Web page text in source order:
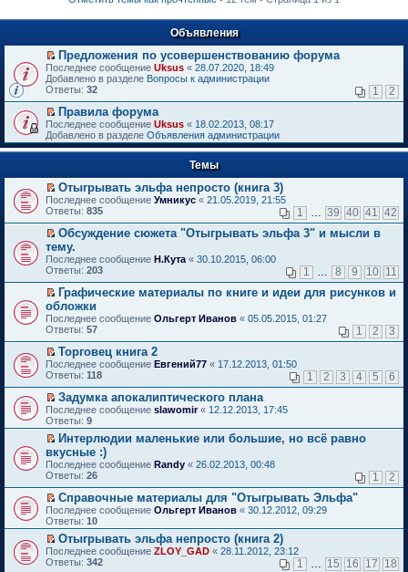
Объявления
П
е
р
й
т
и
к
п
в
о
м
у
н
е
п
р
о
ч
и
т
а
н
о
м
у
с
о
о
б
щ
е
н
и
ю
Предложения по усовершенствованию форума
Последнее сообщение Uksus « 28.07.2020, 18:49
Добавлено в разделе Вопросы к администрации
Ответы: 32 1 2
П
е
р
е
т
и
к
п
р
о
м
у
н
е
п
р
о
ч
и
т
а
н
о
м
у
с
о
о
б
щ
е
н
и
ю
Правила форума
Последнее сообщение Uksus « 18.02.2013, 08:17
Добавлено в разделе Объявления администрации
Темы
П
е
е
й
т
и
к
п
е
р
в
о
м
у
н
е
р
о
ч
и
а
н
н
о
м
у
с
о
о
б
щ
е
Отыгрывать эльфа непросто (книга 3)
Последнее сообщение Умникус « 21.05.2019, 21:55
Ответы: 835 1 39 40 41 42
П
е
р
е
й
т
и
к
п
е
р
в
о
м
у
н
е
п
р
о
ч
и
а
н
н
о
м
у
с
Обсуждение сюжета "Отыгрывать эльфа 3" и мысли в
тему.
Последнее сообщение Н.Кута « 30.10.2015, 06:00
Ответы: 203 1 8 9 10 11
П
е
р
е
й
и
к
п
е
р
в
о
м
у
н
е
п
р
о
ч
и
т
а
н
Графические материалы по книге и идеи для рисунков и
обложки
Последнее сообщение Ольгерт Иванов « 05.05.2015, 01:27
Ответы: 57 1 2 3
П
е
е
й
т
и
п
е
р
в
о
м
у
н
е
п
р
о
Торговец книга 2
Последнее сообщение Евгений77 « 17.12.2013, 01:50
Ответы: 118 1 2 3 4 5 6
П
е
р
е
й
т
и
п
е
р
в
о
м
у
Задумка апокалиптического плана
Последнее сообщение slawomir« 12.12.2013, 17:45
Ответы: 9
П
е
р
е
й
т
и
к
п
е
р
в
Интерлюдии маленькие или большие, но всё равно
вкусные :)
Последнее сообщение Randy « 26.02.2013, 00:48
Ответы: 26 1 2
П
е
р
е
й
т
Справочные материалы для "Отыгрывать Эльфа"
Последнее сообщение Ольгерт Иванов « 30.12.2012, 09:29
Ответы: 10
П
е
Отыгрывать эльфа непросто (книга 2)
Последнее сообщение ZLOY_GAD « 28.11.2012, 23:12
Ответы: 342 1 15 16 17 18